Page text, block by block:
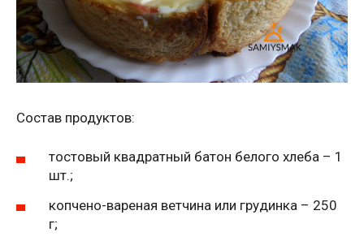
Состав продуктов:
тостовый квадратный батон белого хлеба – 1
шт.;
копчено-вареная ветчина или грудинка – 250
г;